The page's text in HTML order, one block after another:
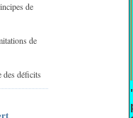
de
de
des déficits